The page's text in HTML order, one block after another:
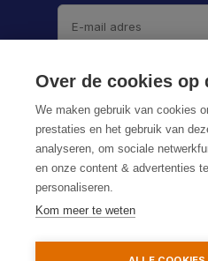
Privacy Policy
Over de cookies op
We maken gebruik van cookies
prestaties en het gebruik van
analyseren, om sociale
en onze content & advertenties
personaliseren.
Kom meer te weten
Meld je aan en mis geen
of nieuwe deal meer. Én je